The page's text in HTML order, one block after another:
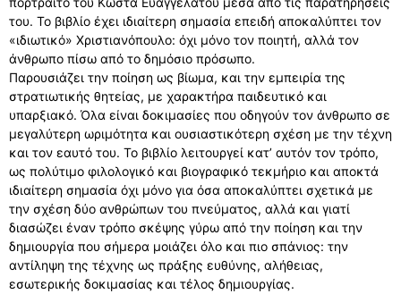
του. Το βιβλίο έχει ιδιαίτερη σημασία επειδή αποκαλύπτει τον
«ιδιωτικό» Χριστιανόπουλο: όχι μόνο τον ποιητή, αλλά τον
άνθρωπο πίσω από το δημόσιο πρόσωπο.
Παρουσιάζει την ποίηση ως βίωμα, και την εμπειρία της
στρατιωτικής θητείας, με χαρακτήρα παιδευτικό και
υπαρξιακό. Όλα είναι δοκιμασίες που οδηγούν τον άνθρωπο σε
μεγαλύτερη ωριμότητα και ουσιαστικότερη σχέση με την τέχνη
και τον εαυτό του. Το βιβλίο λειτουργεί κατ’ αυτόν τον τρόπο,
ως πολύτιμο φιλολογικό και βιογραφικό τεκμήριο και αποκτά
ιδιαίτερη σημασία όχι μόνο για όσα αποκαλύπτει σχετικά με
την σχέση δύο ανθρώπων του πνεύματος, αλλά και γιατί
διασώζει έναν τρόπο σκέψης γύρω από την ποίηση και την
δημιουργία που σήμερα μοιάζει όλο και πιο σπάνιος: την
αντίληψη της τέχνης ως πράξης ευθύνης, αλήθειας,
εσωτερικής δοκιμασίας και τέλος δημιουργίας.